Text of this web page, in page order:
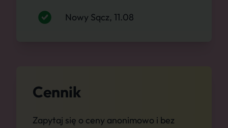
Nowy Sącz, 11.08
Cennik
Zapytaj się o ceny anonimowo i bez